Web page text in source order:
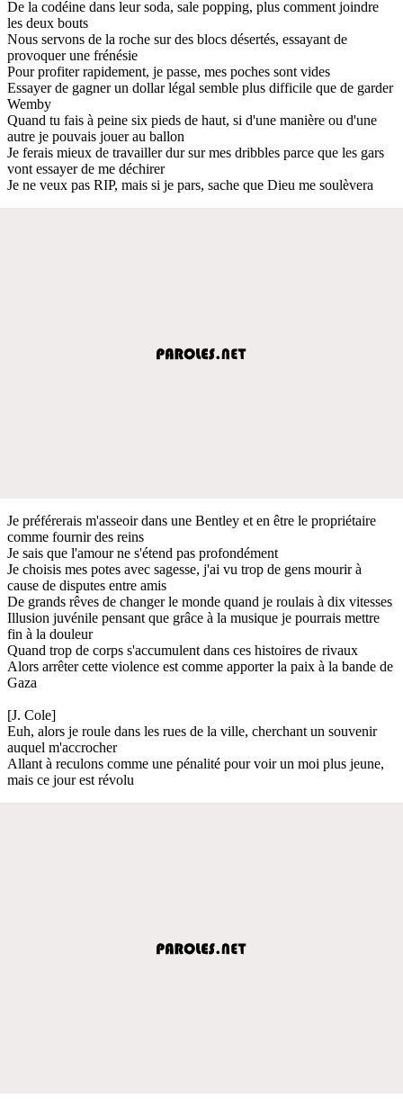
De la codéine dans leur soda, sale popping, plus comment joindre
les deux bouts
Nous servons de la roche sur des blocs désertés, essayant de
provoquer une frénésie
Pour profiter rapidement, je passe, mes poches sont vides
Essayer de gagner un dollar légal semble plus difficile que de garder
Wemby
Quand tu fais à peine six pieds de haut, si d'une manière ou d'une
autre je pouvais jouer au ballon
Je ferais mieux de travailler dur sur mes dribbles parce que les gars
vont essayer de me déchirer
Je ne veux pas RIP, mais si je pars, sache que Dieu me soulèvera
Je préférerais m'asseoir dans une Bentley et en être le propriétaire
comme fournir des reins
Je sais que l'amour ne s'étend pas profondément
Je choisis mes potes avec sagesse, j'ai vu trop de gens mourir à
cause de disputes entre amis
De grands rêves de changer le monde quand je roulais à dix vitesses
Illusion juvénile pensant que grâce à la musique je pourrais mettre
fin à la douleur
Quand trop de corps s'accumulent dans ces histoires de rivaux
Alors arrêter cette violence est comme apporter la paix à la bande de
Gaza
[J. Cole]
Euh, alors je roule dans les rues de la ville, cherchant un souvenir
auquel m'accrocher
Allant à reculons comme une pénalité pour voir un moi plus jeune,
mais ce jour est révolu